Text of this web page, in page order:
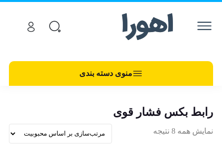
منوی دسته بندی
رابط بکس فشار قوی
نمایش همه 8 نتیجه